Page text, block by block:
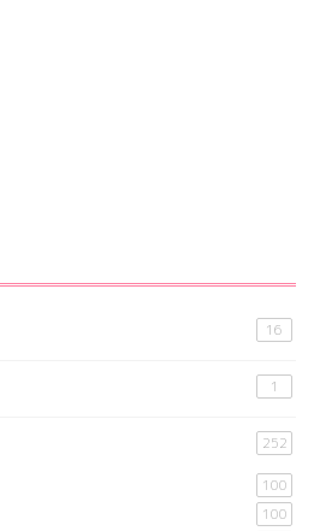
16
1
252
100
100